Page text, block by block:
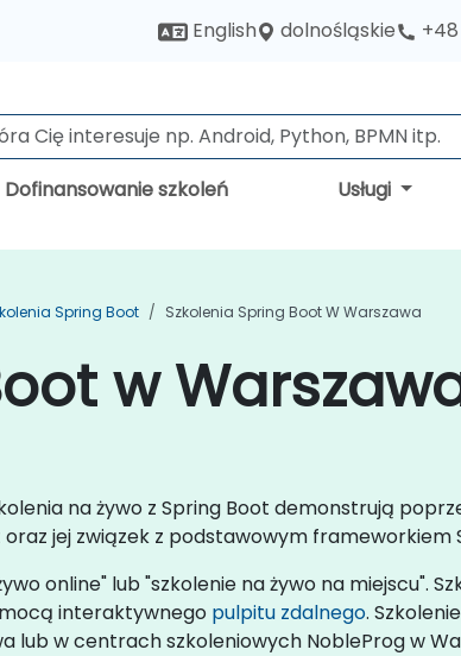
English dolnośląskie +48
Dofinansowanie szkoleń Usługi
Spring Boot Szkolenia Spring Boot W Warszawa
w
na żywo z Spring Boot demonstrują
jej związek z podstawowym frameworkiem
online" lub "szkolenie na żywo na miejscu".
interaktywnego pulpitu zdalnego.
lub w centrach szkoleniowych NobleProg w